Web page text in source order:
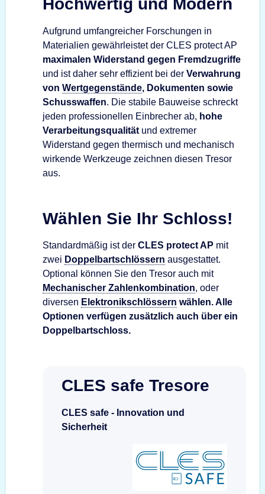
Hochwertig und Modern
Aufgrund umfangreicher Forschungen in
Materialien gewährleistet der CLES protect AP
maximalen Widerstand gegen Fremdzugriffe
und ist daher sehr effizient bei der Verwahrung
von Wertgegenstände, Dokumenten sowie
Schusswaffen. Die stabile Bauweise schreckt
jeden professionellen Einbrecher ab, hohe
Verarbeitungsqualität und extremer
Widerstand gegen thermisch und mechanisch
wirkende Werkzeuge zeichnen diesen Tresor
aus.
Wählen Sie Ihr Schloss!
Standardmäßig ist der CLES protect AP mit
zwei Doppelbartschlössern ausgestattet.
Optional können Sie den Tresor auch mit
Mechanischer Zahlenkombination, oder
diversen Elektronikschlössern wählen. Alle
Optionen verfügen zusätzlich auch über ein
Doppelbartschloss.
CLES safe Tresore
CLES safe - Innovation und
Sicherheit